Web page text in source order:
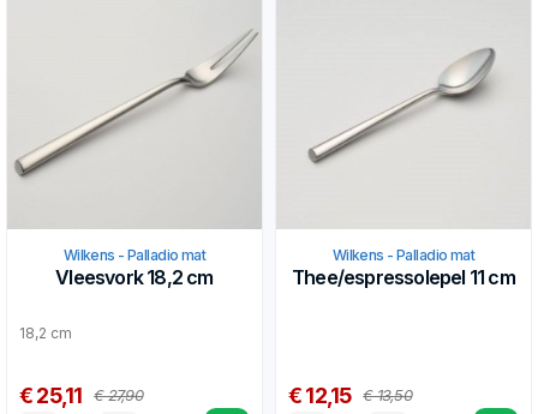
Wilkens - Palladio mat
Vleesvork 18,2 cm
18,2 cm
€ 25,11 € 27,90
Wilkens - Palladio mat
Thee/espressolepel 11 cm
€ 12,15 € 13,50